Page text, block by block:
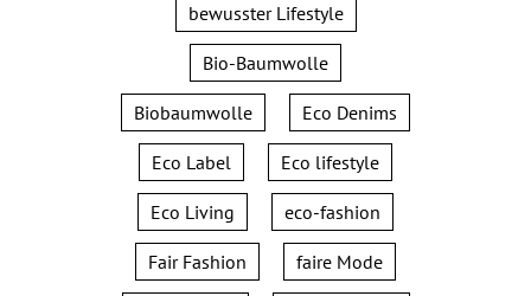
bewusster Lifestyle
Bio-Baumwolle
Biobaumwolle Eco Denims
Eco Label Eco lifestyle
Eco Living eco-fashion
Fair Fashion faire Mode